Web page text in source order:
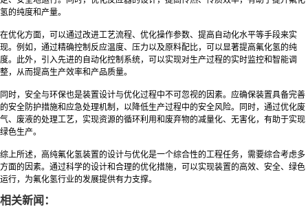
氢的纯度和产量。
在优化方面，可以通过改进工艺流程、优化操作参数、提高自动化水平等手段来实
现。例如，通过精确控制反应温度、压力以及原料配比，可以显著提高氟化氢的纯
度。此外，引入先进的自动化控制系统，可以实现对生产过程的实时监控和智能调
整，从而提高生产效率和产品质量。
同时，安全与环保也是装置设计与优化过程中不可忽视的因素。应确保装置具备完善
的安全防护措施和应急处理机制，以降低生产过程中的安全风险。同时，通过优化废
气、废液的处理工艺，实现资源的循环利用和废弃物的减量化、无害化，有助于实现
绿色生产。
综上所述，高纯氟化氢装置的设计与优化是一个综合性的工程任务，需要综合考虑多
方面的因素。通过科学的设计和合理的优化措施，可以实现装置的高效、安全、绿色
运行，为氟化氢行业的发展提供有力支撑。
相关新闻：